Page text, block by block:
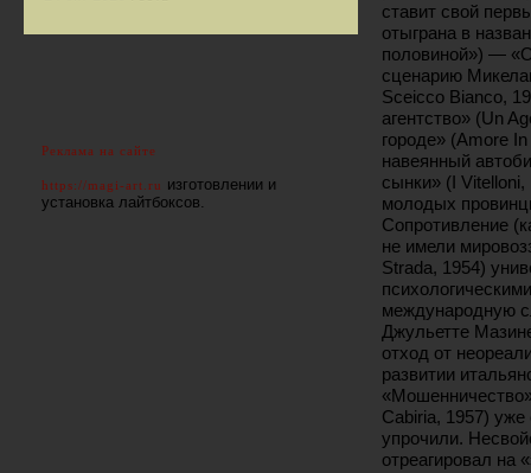
ставит свой
отыграна в
половиной») —
сценарию
Sceicco Bianco,
агентство» (Un
городе» (Amore
навеянный
сынки» (I Vitelloni,
молодых
Сопротивление
не имели
Strada, 1954)
международную
Джульетте
отход от
развитии
Cabiria, 1957)
упрочили.
отреагировал на
Реклама на сайте
https://magi-art.ru изготовлении и
установка лайтбоксов.